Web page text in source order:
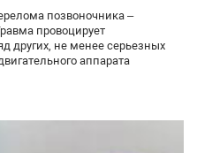
позвоночника –
провоцирует
других, не менее серьезных
аппарата